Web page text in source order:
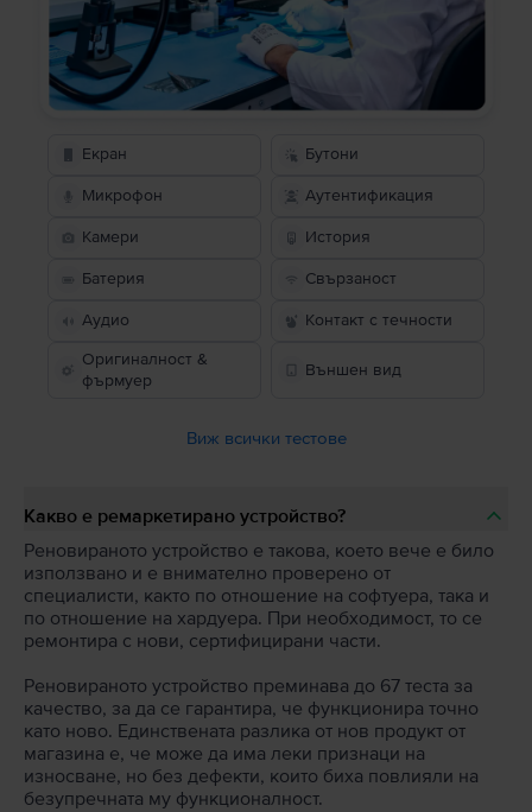
Екран Бутони
Микрофон Аутентификация
Камери История
Батерия Свързаност
Аудио
Контакт с течности
Оригиналност &
фърмуер
Външен вид
Виж всички тестове
Какво е ремаркетирано устройство?
Реновираното устройство е такова, което вече е било
използвано и е внимателно проверено от
специалисти, както по отношение на софтуера, така и
по отношение на хардуера. При необходимост, то се
ремонтира с нови, сертифицирани части.
Реновираното устройство преминава до 67 теста за
качество, за да се гарантира, че функционира точно
като ново. Единствената разлика от нов продукт от
магазина е, че може да има леки признаци на
износване, но без дефекти, които биха повлияли на
безупречната му функционалност.